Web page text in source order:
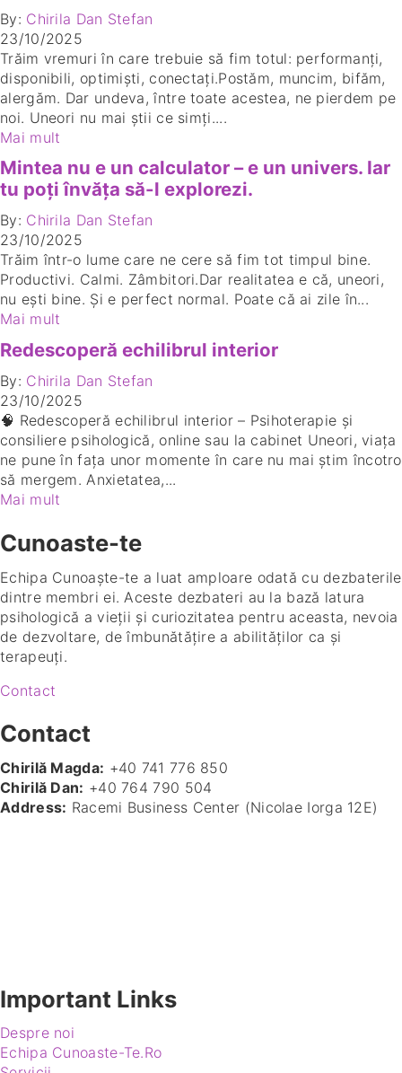
By: Chirila Dan Stefan
23/10/2025
Trăim vremuri în care trebuie să fim totul: performanți,
disponibili, optimiști, conectați.Postăm, muncim, bifăm,
alergăm. Dar undeva, între toate acestea, ne pierdem pe
noi. Uneori nu mai știi ce simți....
Mai mult
Mintea nu e un calculator – e un univers. Iar
tu poți învăța să-l explorezi.
By: Chirila Dan Stefan
23/10/2025
Trăim într-o lume care ne cere să fim tot timpul bine.
Productivi. Calmi. Zâmbitori.Dar realitatea e că, uneori,
nu ești bine. Și e perfect normal. Poate că ai zile în...
Mai mult
Redescoperă echilibrul interior
By: Chirila Dan Stefan
23/10/2025
🧠 Redescoperă echilibrul interior – Psihoterapie și
consiliere psihologică, online sau la cabinet Uneori, viața
ne pune în fața unor momente în care nu mai știm încotro
să mergem. Anxietatea,...
Mai mult
Cunoaste-te
Echipa Cunoaște-te a luat amploare odată cu dezbaterile
dintre membri ei. Aceste dezbateri au la bază latura
psihologică a vieții și curiozitatea pentru aceasta, nevoia
de dezvoltare, de îmbunătățire a abilităților ca și
terapeuți.
Contact
Contact
Chirilă Magda: +40 741 776 850
Chirilă Dan: +40 764 790 504
Address: Racemi Business Center (Nicolae Iorga 12E)
Important Links
Despre noi
Echipa Cunoaste-Te.Ro